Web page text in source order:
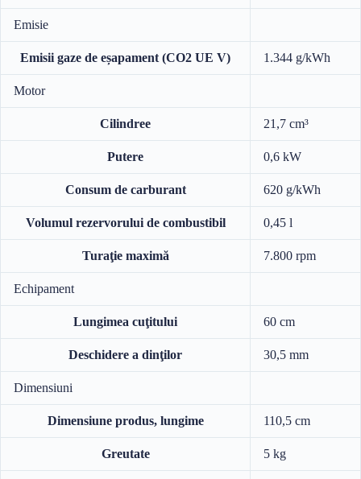
Emisie
Emisii gaze de eșapament (CO2 UE V) 1.344 g/kWh
Motor
Cilindree 21,7 cm³
Putere 0,6 kW
Consum de carburant 620 g/kWh
Volumul rezervorului de combustibil 0,45 l
Turaţie maximă 7.800 rpm
Echipament
Lungimea cuţitului 60 cm
Deschidere a dinţilor 30,5 mm
Dimensiuni
Dimensiune produs, lungime 110,5 cm
Greutate 5 kg